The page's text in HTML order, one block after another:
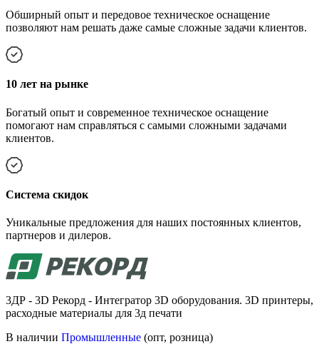
Обширный опыт и передовое техническое оснащение
позволяют нам решать даже самые сложные задачи клиентов.
10 лет на рынке
Богатый опыт и современное техническое оснащение
помогают нам справляться с самыми сложными задачами
клиентов.
Cистема скидок
Уникальные предложения для наших постоянных клиентов,
партнеров и дилеров.
3ДР - 3D Рекорд - Интегратор 3D оборудования. 3D принтеры,
расходные материалы для 3д печати
В наличии Промышленные (опт, розница)